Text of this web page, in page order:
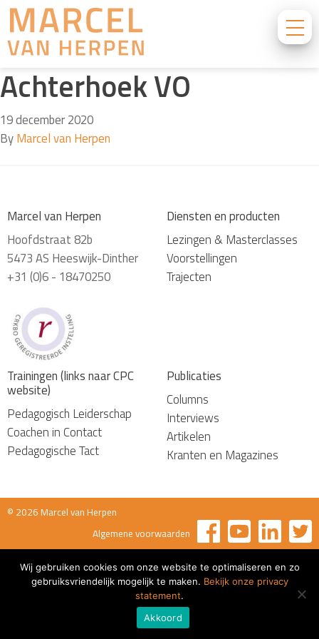
Achterhoek VO
19 december 2020
ByMarcel van Herpen
Marcel van Herpen
Hoofdstraat 82b
5473 AS Heeswijk-Dinther
+31 (0)6 - 18470250
Diensten en producten
Lezingen & Masterclasses
Voorstellingen
Trajecten
Trainingen (links naar CPC
website)
Pedagogisch Leiderschap
Coachen in Contact
Pedagogische Tact
Publicaties
Columns
Interviews
Artikelen
Kranten en Magazines
© 2026 Marcel van Herpen
Algemene voorwaarden
Wij gebruiken cookies om onze website te optimaliseren en zo
gebruiksvriendelijk mogelijk te maken. Bekijk onze privacy
statement.
Akkoord